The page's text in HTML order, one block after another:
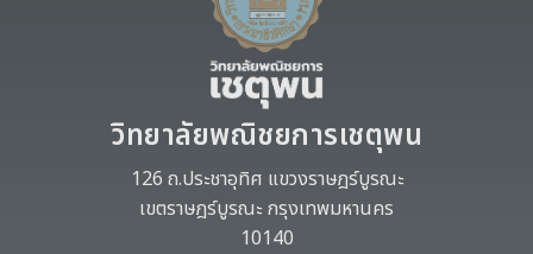
วิทยาลัยพณิชยการเชตุพน
126 ถ.ประชาอุทิศ แขวงราษฎร์บูรณะ
เขตราษฎร์บูรณะ กรุงเทพมหานคร
10140